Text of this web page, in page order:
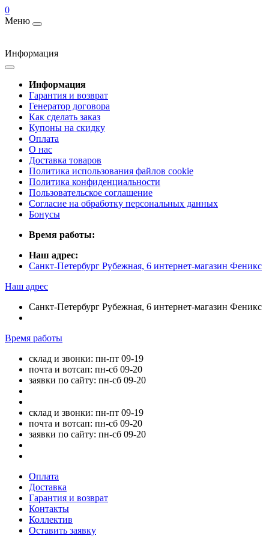
0
Меню
Информация
Информация
Гарантия и возврат
Генератор договора
Как сделать заказ
Купоны на скидку
Оплата
О нас
Доставка товаров
Политика использования файлов cookie
Политика конфиденциальности
Пользовательское соглашение
Согласие на обработку персональных данных
Бонусы
Время работы:
Наш адрес:
Санкт-Петербург Рубежная, 6 интернет-магазин Феникс
Наш адрес
Санкт-Петербург Рубежная, 6 интернет-магазин Феникс
Время работы
склад и звонки: пн-пт 09-19
почта и вотсап: пн-сб 09-20
заявки по сайту: пн-сб 09-20
склад и звонки: пн-пт 09-19
почта и вотсап: пн-сб 09-20
заявки по сайту: пн-сб 09-20
Оплата
Доставка
Гарантия и возврат
Контакты
Коллектив
Оставить заявку